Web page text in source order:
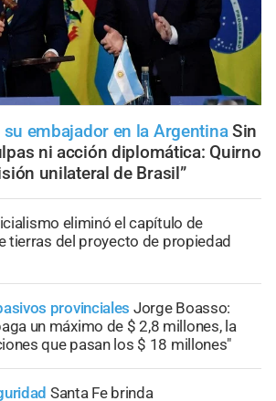
embajador en la Argentina Sin
ni acción diplomática: Quirno
unilateral de Brasil”
eliminó el capítulo de
tierras del proyecto de propiedad
provinciales Jorge Boasso:
un máximo de $ 2,8 millones, la
que pasan los $ 18 millones"
Santa Fe brinda